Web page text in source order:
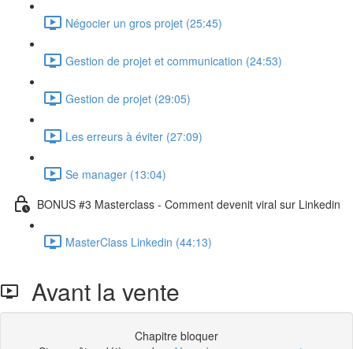
Négocier un gros projet (25:45)
Gestion de projet et communication (24:53)
Gestion de projet (29:05)
Les erreurs à éviter (27:09)
Se manager (13:04)
BONUS #3 Masterclass - Comment devenit viral sur Linkedin
MasterClass Linkedin (44:13)
Avant la vente
Chapitre bloquer